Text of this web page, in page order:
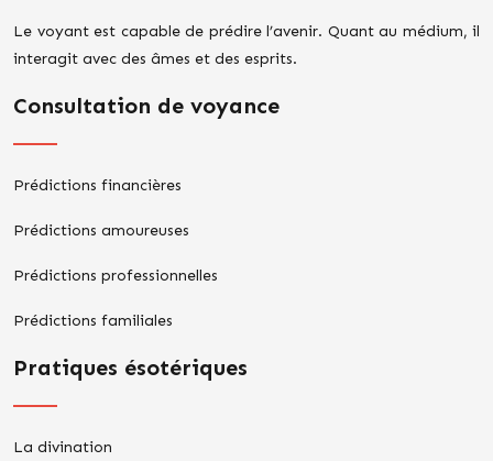
Le voyant est capable de prédire l’avenir. Quant au médium, il
interagit avec des âmes et des esprits.
Consultation de voyance
Prédictions financières
Prédictions amoureuses
Prédictions professionnelles
Prédictions familiales
Pratiques ésotériques
La divination